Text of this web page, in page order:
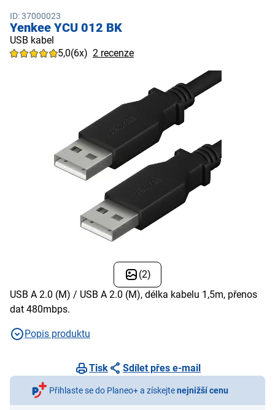
ID: 37000023
Yenkee YCU 012 BK
USB kabel
5,0(6x) 2 recenze
(2)
USB A 2.0 (M) / USB A 2.0 (M), délka kabelu 1,5m, přenos
dat 480mbps.
Popis produktu
Tisk Sdílet přes e-mail
Přihlaste se do Planeo+ a získejtenejnižší cenu